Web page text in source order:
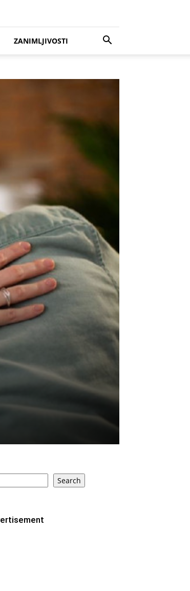
ZANIMLJIVOSTI
Search